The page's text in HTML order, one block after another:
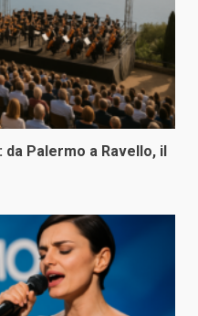
Palermo a Ravello, il